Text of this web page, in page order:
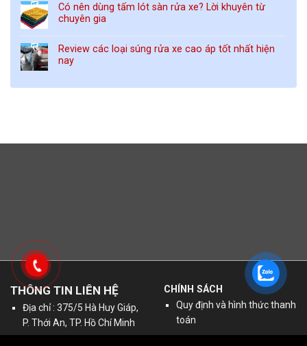
Có nên dùng tấm lót sàn rửa xe? Lời khuyên từ
chuyên gia
Review các loại súng rửa xe cao áp tốt nhất hiện
nay
THÔNG TIN LIÊN HỆ
Địa chỉ : 375/5 Hà Huy Giáp,
P. Thới An, TP. Hồ Chí Minh
CHÍNH SÁCH
Quy định và hình thức thanh
toán